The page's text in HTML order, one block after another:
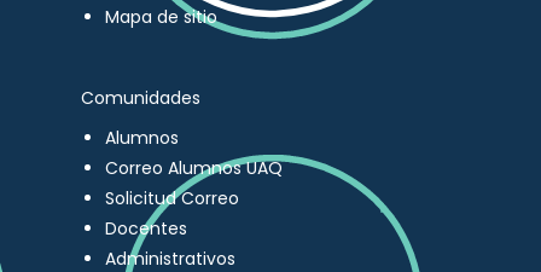
Mapa de sitio
Comunidades
Alumnos
Correo Alumnos UAQ
Solicitud Correo
Docentes
Administrativos